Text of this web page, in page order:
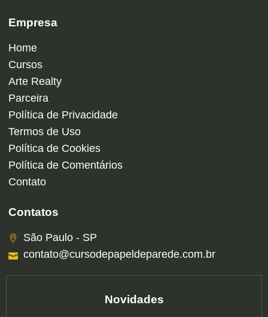
Empresa
Home
Cursos
Arte Realty
Parceira
Política de Privacidade
Termos de Uso
Política de Cookies
Política de Comentários
Contato
Contatos
São Paulo - SP
contato@cursodepapeldeparede.com.br
Novidades